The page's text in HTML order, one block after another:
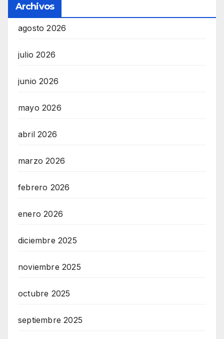
Archivos
agosto 2026
julio 2026
junio 2026
mayo 2026
abril 2026
marzo 2026
febrero 2026
enero 2026
diciembre 2025
noviembre 2025
octubre 2025
septiembre 2025